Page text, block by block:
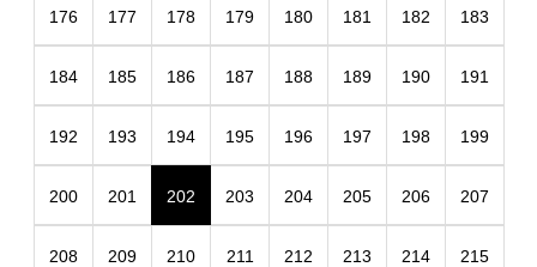
176 177 178 179 180 181 182 183
184 185 186 187 188 189 190 191
192 193 194 195 196 197 198 199
200 201 202 203 204 205 206 207
208 209 210 211 212 213 214 215